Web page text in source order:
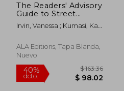
The Readers' Advisory
Guide to Street
Literature, Second
Edition (en Inglés)
Irvin, Vanessa ; Kumasi, Kafi
ALA Editions, Tapa Blanda,
Nuevo